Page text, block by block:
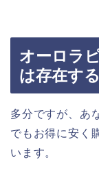
オーロラ
は存在す
多分ですが、あ
でもお得に安く
います。